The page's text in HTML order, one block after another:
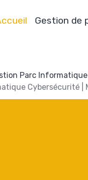
Gestion de
Parc
Cybersécurité |